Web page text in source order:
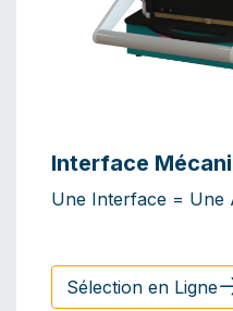
Interface
Une Interface = Une
​​​​Sélection en Ligne